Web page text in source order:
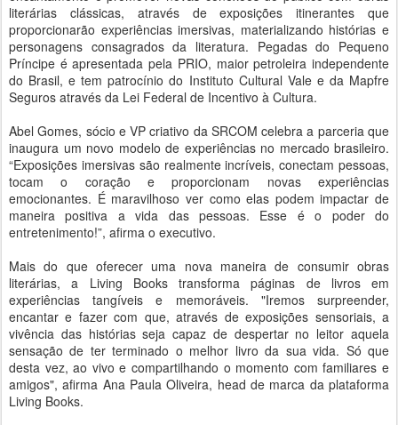
literárias clássicas, através de exposições itinerantes que
proporcionarão experiências imersivas, materializando histórias e
personagens consagrados da literatura. Pegadas do Pequeno
Príncipe é apresentada pela PRIO, maior petroleira independente
do Brasil, e tem patrocínio do Instituto Cultural Vale e da Mapfre
Seguros através da Lei Federal de Incentivo à Cultura.
Abel Gomes, sócio e VP criativo da SRCOM celebra a parceria que
inaugura um novo modelo de experiências no mercado brasileiro.
“Exposições imersivas são realmente incríveis, conectam pessoas,
tocam o coração e proporcionam novas experiências
emocionantes. É maravilhoso ver como elas podem impactar de
maneira positiva a vida das pessoas. Esse é o poder do
entretenimento!”, afirma o executivo.
Mais do que oferecer uma nova maneira de consumir obras
literárias, a Living Books transforma páginas de livros em
experiências tangíveis e memoráveis. "Iremos surpreender,
encantar e fazer com que, através de exposições sensoriais, a
vivência das histórias seja capaz de despertar no leitor aquela
sensação de ter terminado o melhor livro da sua vida. Só que
desta vez, ao vivo e compartilhando o momento com familiares e
amigos", afirma Ana Paula Oliveira, head de marca da plataforma
Living Books.